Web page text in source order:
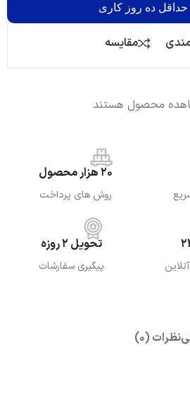
حداقل ده روز کاری
مقایسه
محصول هستند
20 هزار محصول
روش های پرداخت
تحویل 2 روزه
پیگیری سفارشات
نظرات (0)